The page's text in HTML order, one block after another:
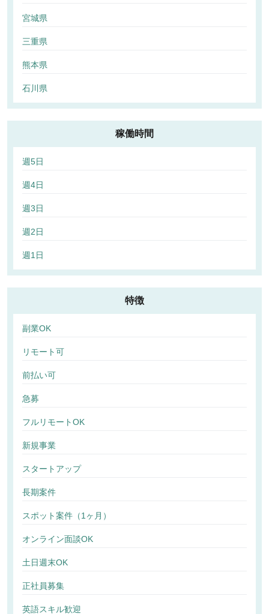
宮城県
三重県
熊本県
石川県
稼働時間
週5日
週4日
週3日
週2日
週1日
特徴
副業OK
リモート可
前払い可
急募
フルリモートOK
新規事業
スタートアップ
長期案件
スポット案件（1ヶ月）
オンライン面談OK
土日週末OK
正社員募集
英語スキル歓迎